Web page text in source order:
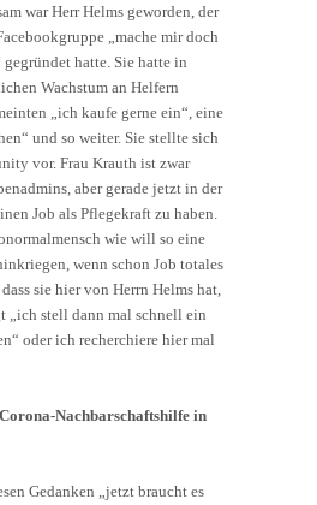
war Herr Helms geworden, der
„mache mir doch
hatte. Sie hatte in
Wachstum an Helfern
„ich kaufe gerne ein“, eine
und so weiter. Sie stellte sich
vor. Frau Krauth ist zwar
aber gerade jetzt in der
Job als Pflegekraft zu haben.
wie will so eine
wenn schon Job totales
sie hier von Herrn Helms hat,
„ich stell dann mal schnell ein
oder ich recherchiere hier mal
Nachbarschaftshilfe in
Gedanken „jetzt braucht es